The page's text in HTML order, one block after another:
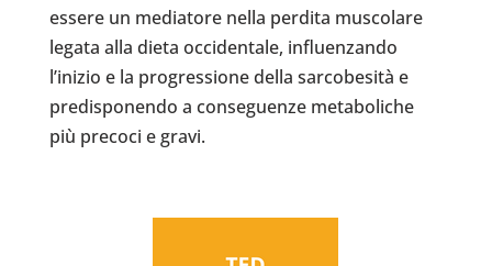
essere un mediatore nella perdita muscolare
legata alla dieta occidentale, influenzando
l’inizio e la progressione della sarcobesità e
predisponendo a conseguenze metaboliche
più precoci e gravi.